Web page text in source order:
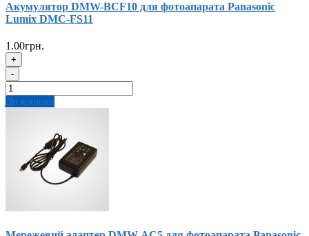
Акумулятор DMW-BCF10 для фотоапарата Panasonic
Lumix DMC-FS11
1.00грн.
+
-
До кошика